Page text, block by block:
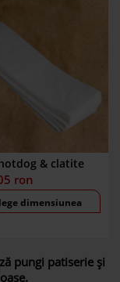
& clatite
ron
dimensiunea
pungi patiserie şi